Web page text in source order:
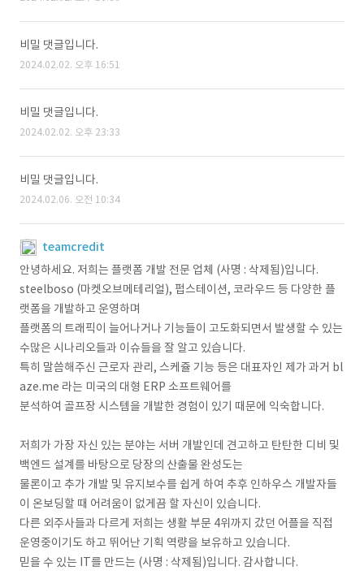
비밀 댓글입니다.
2024.02.02. 오후 16:51
비밀 댓글입니다.
2024.02.02. 오후 23:33
비밀 댓글입니다.
2024.02.06. 오전 10:34
teamcredit
안녕하세요. 저희는 플랫폼 개발 전문 업체 (사명 : 삭제됨)입니다.
steelboso (마켓오브메테리얼), 펍스테이션, 코라우드 등 다양한 플
랫폼을 개발하고 운영하며
플랫폼의 트래픽이 늘어나거나 기능들이 고도화되면서 발생할 수 있는
수많은 시나리오들과 이슈들을 잘 알고 있습니다.
특히 말씀해주신 근로자 관리, 스케쥴 기능 등은 대표자인 제가 과거 bl
aze.me 라는 미국의 대형 ERP 소프트웨어를
분석하여 골프장 시스템을 개발한 경험이 있기 때문에 익숙합니다.
저희가 가장 자신 있는 분야는 서버 개발인데 견고하고 탄탄한 디비 및
백엔드 설계를 바탕으로 당장의 산출물 완성도는
물론이고 추가 개발 및 유지보수를 쉽게 하여 추후 인하우스 개발자들
이 온보딩할 때 어려움이 없게끔 할 자신이 있습니다.
다른 외주사들과 다르게 저희는 생활 부문 4위까지 갔던 어플을 직접
운영중이기도 하고 뛰어난 기획 역량을 보유하고 있습니다.
믿을 수 있는 IT를 만드는 (사명 : 삭제됨)입니다. 감사합니다.